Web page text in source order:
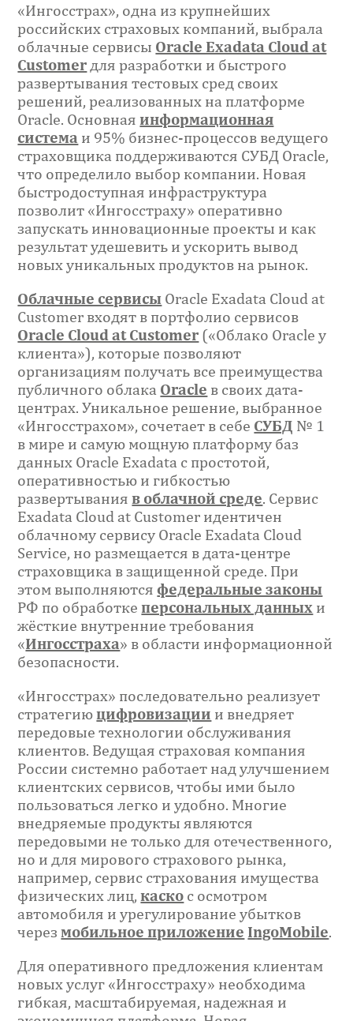
«Ингосстрах», одна из крупнейших
российских страховых компаний, выбрала
облачные сервисы Oracle Exadata Cloud at
Customer для разработки и быстрого
развертывания тестовых сред своих
решений, реализованных на платформе
Oracle. Основная информационная
система и 95% бизнес-процессов ведущего
страховщика поддерживаются СУБД Oracle,
что определило выбор компании. Новая
быстродоступная инфраструктура
позволит «Ингосстраху» оперативно
запускать инновационные проекты и как
результат удешевить и ускорить вывод
новых уникальных продуктов на рынок.
Облачные сервисы Oracle Exadata Cloud at
Customer входят в портфолио сервисов
Oracle Cloud at Customer («Облако Oracle у
клиента»), которые позволяют
организациям получать все преимущества
публичного облака Oracle в своих дата-
центрах. Уникальное решение, выбранное
«Ингосстрахом», сочетает в себе СУБД № 1
в мире и самую мощную платформу баз
данных Oracle Exadata с простотой,
оперативностью и гибкостью
развертыванияв облачной среде. Сервис
Exadata Cloud at Customer идентичен
облачному сервису Oracle Exadata Cloud
Service, но размещается в дата-центре
страховщика в защищенной среде. При
этом выполняются федеральные законы
РФ по обработке персональных данных и
жёсткие внутренние требования
«Ингосстраха» в области информационной
безопасности.
«Ингосстрах» последовательно реализует
стратегиюцифровизации и внедряет
передовые технологии обслуживания
клиентов. Ведущая страховая компания
России системно работает над улучшением
клиентских сервисов, чтобы ими было
пользоваться легко и удобно. Многие
внедряемые продукты являются
передовыми не только для отечественного,
но и для мирового страхового рынка,
например, сервис страхования имущества
физических лиц,каско с осмотром
автомобиля и урегулирование убытков
черезмобильное приложение IngoMobile.
Для оперативного предложения клиентам
новых услуг «Ингосстраху» необходима
гибкая, масштабируемая, надежная и